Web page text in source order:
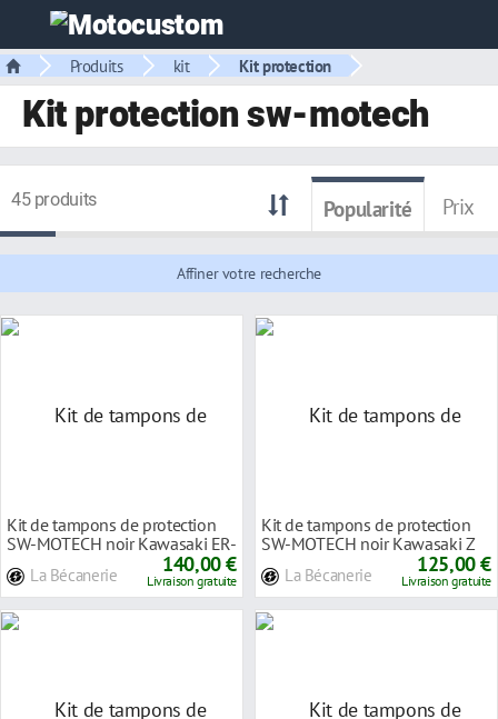
Produits kit Kit protection
Kit protection sw-motech
45 produits Popularité Prix
Affiner votre recherche
Kit de tampons de protection
SW-MOTECH noir Kawasaki ER-
La Bécanerie 140,00 €
Livraison gratuite
Kit de tampons de protection
SW-MOTECH noir Kawasaki Z
La Bécanerie 125,00 €
Livraison gratuite